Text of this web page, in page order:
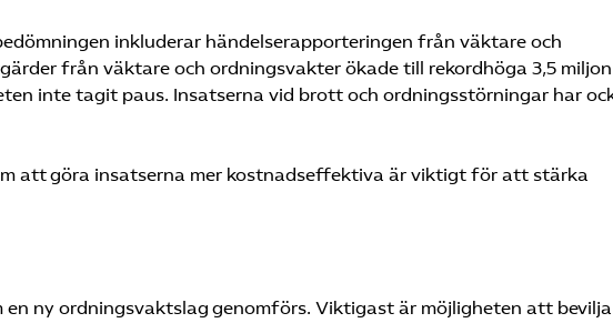
inkluderar händelserapporteringen från väktare och
från väktare och ordningsvakter ökade till rekordhöga 3,5 miljon
inte tagit paus. Insatserna vid brott och ordningsstörningar har
att göra insatserna mer kostnadseffektiva är viktigt för att stärka
ny ordningsvaktslag genomförs. Viktigast är möjligheten att bevilja